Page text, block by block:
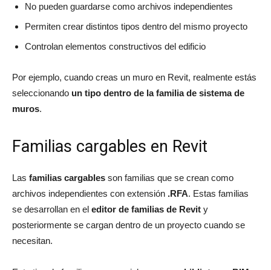
No pueden guardarse como archivos independientes
Permiten crear distintos tipos dentro del mismo proyecto
Controlan elementos constructivos del edificio
Por ejemplo, cuando creas un muro en Revit, realmente estás
seleccionando un tipo dentro de la familia de sistema de
muros.
Familias cargables en Revit
Las familias cargables son familias que se crean como
archivos independientes con extensión .RFA. Estas familias
se desarrollan en el editor de familias de Revit y
posteriormente se cargan dentro de un proyecto cuando se
necesitan.